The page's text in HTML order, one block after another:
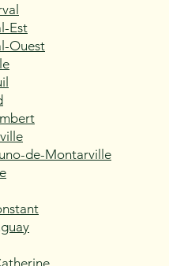
Est
Ouest
de-Montarville